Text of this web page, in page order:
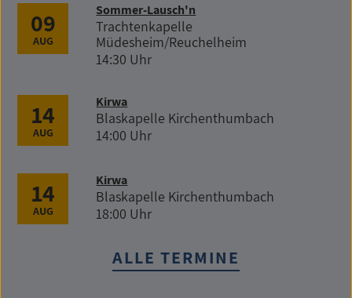
09
AUG
Sommer-Lausch'n
Trachtenkapelle
Müdesheim/Reuchelheim
14:30 Uhr
14
AUG
Kirwa
Blaskapelle Kirchenthumbach
14:00 Uhr
14
AUG
Kirwa
Blaskapelle Kirchenthumbach
18:00 Uhr
ALLE TERMINE